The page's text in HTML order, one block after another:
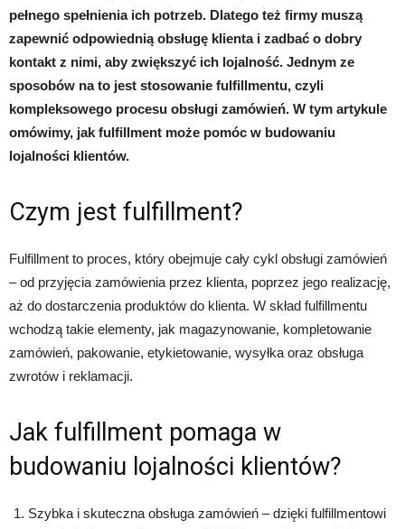
pełnego spełnienia ich potrzeb. Dlatego też firmy muszą
zapewnić odpowiednią obsługę klienta i zadbać o dobry
kontakt z nimi, aby zwiększyć ich lojalność. Jednym ze
sposobów na to jest stosowanie fulfillmentu, czyli
kompleksowego procesu obsługi zamówień. W tym artykule
omówimy, jak fulfillment może pomóc w budowaniu
lojalności klientów.
Czym jest fulfillment?
Fulfillment to proces, który obejmuje cały cykl obsługi zamówień
– od przyjęcia zamówienia przez klienta, poprzez jego realizację,
aż do dostarczenia produktów do klienta. W skład fulfillmentu
wchodzą takie elementy, jak magazynowanie, kompletowanie
zamówień, pakowanie, etykietowanie, wysyłka oraz obsługa
zwrotów i reklamacji.
Jak fulfillment pomaga w
budowaniu lojalności klientów?
Szybka i skuteczna obsługa zamówień – dzięki fulfillmentowi